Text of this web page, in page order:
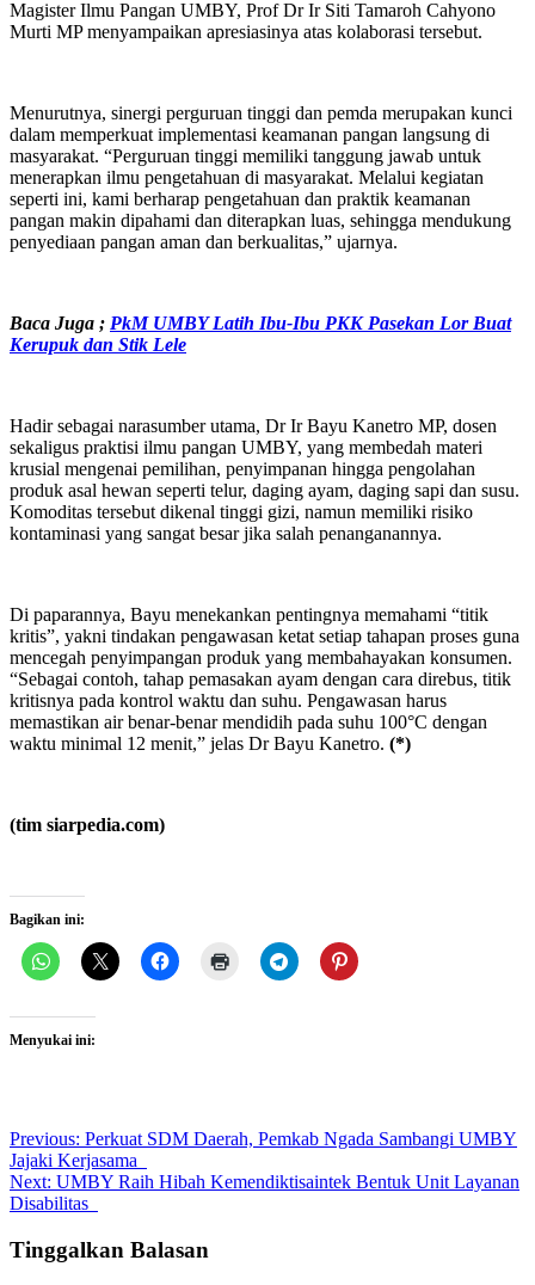
Magister Ilmu Pangan UMBY, Prof Dr Ir Siti Tamaroh Cahyono
Murti MP menyampaikan apresiasinya atas kolaborasi tersebut.
Menurutnya, sinergi perguruan tinggi dan pemda merupakan kunci
dalam memperkuat implementasi keamanan pangan langsung di
masyarakat. “Perguruan tinggi memiliki tanggung jawab untuk
menerapkan ilmu pengetahuan di masyarakat. Melalui kegiatan
seperti ini, kami berharap pengetahuan dan praktik keamanan
pangan makin dipahami dan diterapkan luas, sehingga mendukung
penyediaan pangan aman dan berkualitas,” ujarnya.
Baca Juga ; PkM UMBY Latih Ibu-Ibu PKK Pasekan Lor Buat
Kerupuk dan Stik Lele
Hadir sebagai narasumber utama, Dr Ir Bayu Kanetro MP, dosen
sekaligus praktisi ilmu pangan UMBY, yang membedah materi
krusial mengenai pemilihan, penyimpanan hingga pengolahan
produk asal hewan seperti telur, daging ayam, daging sapi dan susu.
Komoditas tersebut dikenal tinggi gizi, namun memiliki risiko
kontaminasi yang sangat besar jika salah penanganannya.
Di paparannya, Bayu menekankan pentingnya memahami “titik
kritis”, yakni tindakan pengawasan ketat setiap tahapan proses guna
mencegah penyimpangan produk yang membahayakan konsumen.
“Sebagai contoh, tahap pemasakan ayam dengan cara direbus, titik
kritisnya pada kontrol waktu dan suhu. Pengawasan harus
memastikan air benar-benar mendidih pada suhu 100°C dengan
waktu minimal 12 menit,” jelas Dr Bayu Kanetro. (*)
(tim siarpedia.com)
Bagikan ini:
Menyukai ini:
Post
navigation
Previous: Perkuat SDM Daerah, Pemkab Ngada Sambangi UMBY
Jajaki Kerjasama
Next: UMBY Raih Hibah Kemendiktisaintek Bentuk Unit Layanan
Disabilitas
Tinggalkan Balasan